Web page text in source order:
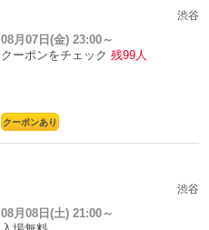
渋谷
08月07日(金) 23:00～
クーポンをチェック 残99人
クーポンあり
渋谷
08月08日(土) 21:00～